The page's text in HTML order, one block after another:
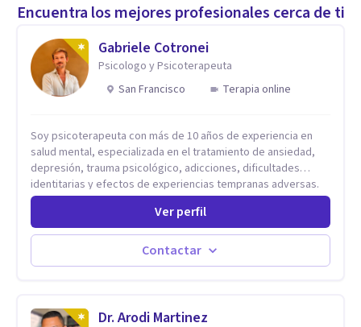
Encuentra los mejores profesionales cerca de ti
Gabriele Cotronei
Psicologo y Psicoterapeuta
San Francisco
Terapia online
Soy psicoterapeuta con más de 10 años de experiencia en
salud mental, especializada en el tratamiento de ansiedad,
depresión, trauma psicológico, adicciones, dificultades
identitarias y efectos de experiencias tempranas adversas.
Ofrezco un espacio terapéutico seguro, confidencial y
profundamente humano, donde el dolor emocional puede
transformarse en autoconocimiento, regulación emocional y
psicoanálisis, terapia somática y de trauma, psicología
Psicología Analítica Junguiana. Mi abordaje también incorpora
Ver perfil
Contactar
Dr. Arodi Martinez